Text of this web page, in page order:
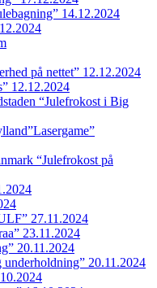
14.12.2024
på nettet” 12.12.2024
12.12.2024
“Julefrokost i Big
“Julefrokost på
27.11.2024
23.11.2024
20.11.2024
20.11.2024